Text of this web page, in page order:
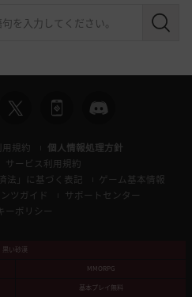
検
規約
個人情報処理方針
サービス利用規約
法」に基づく表記
ゲーム基本情報
ツガイド
サポートセンター
ーポリシー
黒い砂漠
MMORPG
基本プレイ無料